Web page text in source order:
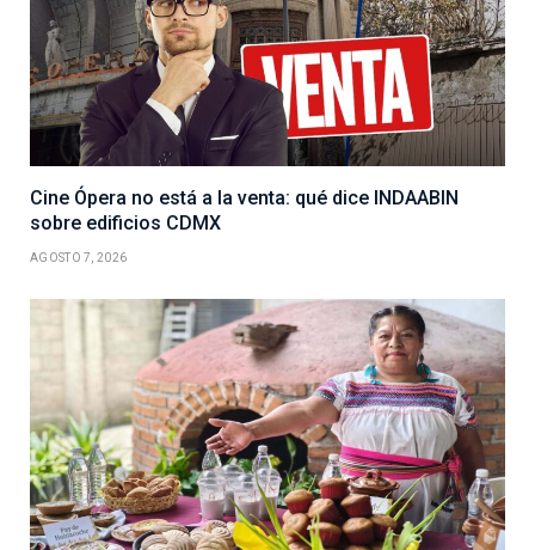
Cine Ópera no está a la venta: qué dice INDAABIN
sobre edificios CDMX
AGOSTO 7, 2026